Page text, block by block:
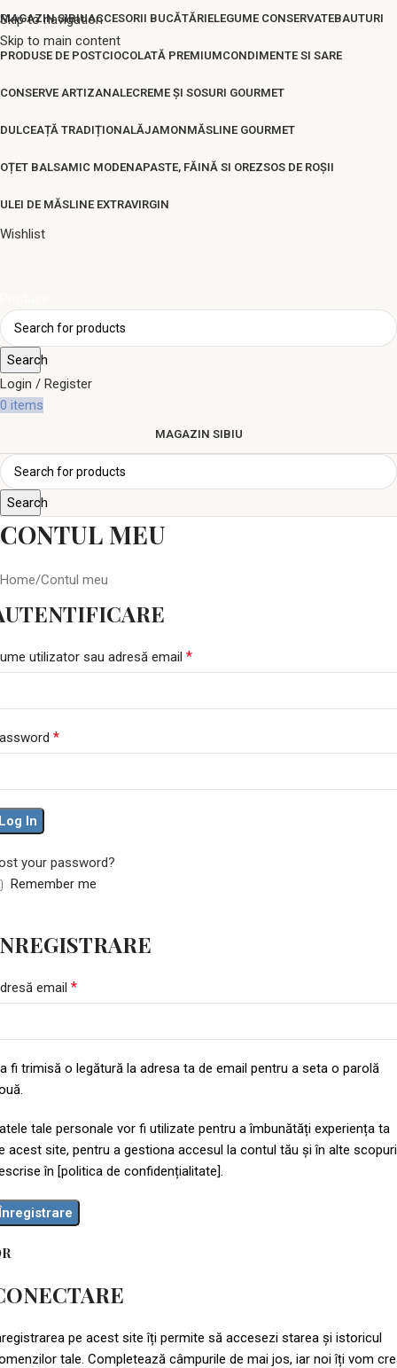
Skip to navigation
Skip to main content
MAGAZIN SIBIUACCESORII BUCĂTĂRIELEGUME CONSERVATEBAUTURI
PRODUSE DE POSTCIOCOLATĂ PREMIUMCONDIMENTE SI SARE
CONSERVE ARTIZANALECREME ȘI SOSURI GOURMET
DULCEAȚĂ TRADIȚIONALĂJAMONMĂSLINE GOURMET
OȚET BALSAMIC MODENAPASTE, FĂINĂ SI OREZSOS DE ROȘII
ULEI DE MĂSLINE EXTRAVIRGIN
Wishlist
Search
Login / Register
0 items
MAGAZIN SIBIU
Search
CONTUL MEU
Home Contul meu
utilizator sau adresă email *
*
In
your password?
Remember me
email *
fi trimisă o legătură la adresa ta de email pentru a seta o parolă
tale personale vor fi utilizate pentru a îmbunătăți experiența ta
acest site, pentru a gestiona accesul la contul tău și în alte scopuri
în [politica de confidențialitate].
pe acest site îți permite să accesezi starea și istoricul
tale. Completează câmpurile de mai jos, iar noi îți vom